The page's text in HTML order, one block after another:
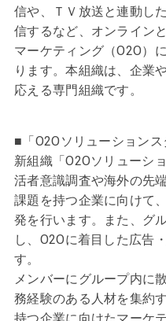
信や、ＴＶ放送と連動し
信するなど、オンライン
マーケティング（O2O）
ります。本組織は、企業
応える専門組織です。
■「O2Oソリューション
新組織「O2Oソリューシ
活者意識調査や海外の先
課題を持つ企業に向けて
発を行います。また、グ
し、O2Oに着目した広告
す。
メンバーにグループ内に
務経験のある人材を集約